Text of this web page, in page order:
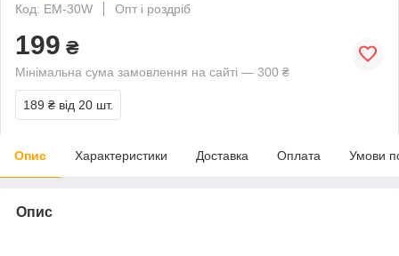
Код: EM-30W
Опт і роздріб
199 ₴
Мінімальна сума замовлення на сайті — 300 ₴
189 ₴ від 20 шт.
Опис Характеристики Доставка Оплата Умови
Опис